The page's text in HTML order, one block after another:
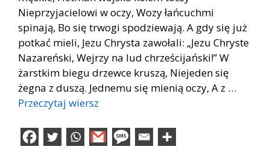
Nieprzyjacielowi w oczy, Wozy łańcuchmi
spinają, Bo się trwogi spodziewają. A gdy się już
potkać mieli, Jezu Chrysta zawołali: „Jezu Chryste
Nazareński, Wejrzy na lud chrześcijański!” W
żarstkim biegu drzewce kruszą, Niejeden się
żegna z duszą. Jednemu się mienią oczy, A z …
Przeczytaj wiersz